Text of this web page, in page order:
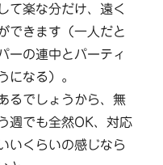
て楽な分だけ、遠く
できます（一人だと
ーの連中とパーティ
になる）。
るでしょうから、無
週でも全然OK、対応
いくらいの感じなら